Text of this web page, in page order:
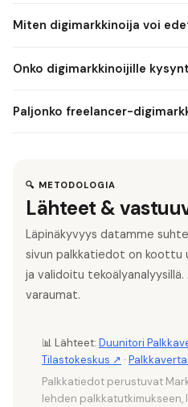
kuukausilaskutus on 4 000–8
perusvaatimus. Meta Blueprint
Marketing -sertifiointi ovat
Miten digimarkkinoija voi
Manager (4 500–6 500 €/kk) →
Growth. Freelancer/agentuuri-
Onko digimarkkinoijille
Ads), markkinoinnin automaatio
Paljonko freelancer-
Kokonaisvaltainen
Tuntihinta: 60–120 €/h.
🔍 METODOLOGIA
Lähteet &
Läpinäkyvyys datamme
sivun palkkatiedot on koottu
ja validoitu
varaumat.
📊 Lähteet: Duunitori
Tilastokeskus ↗ ·
Palkkatiedot perustuvat
lehden palkkatutkimukseen,